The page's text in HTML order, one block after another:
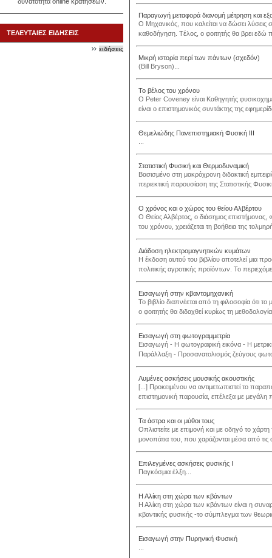
ΤΕΛΕΥΤΑΙΕΣ ΕΙΔΗΣΕΙΣ
ειδήσεις
Παραγωγή μεταφορά διανομή μέτρηση και
O Mηχανικός, που καλείται να δώσει λύσεις
καθοδήγηση. Tέλος, ο φοιτητής θα βρει εδώ
Μικρή ιστορία περί των πάντων (σχεδόν)
(Bill Bryson)...
Το βέλος του χρόνου
Ο Peter Coveney είναι Καθηγητής
είναι ο επιστημονικός συντάκτης της
Θεμελιώδης Πανεπιστημιακή Φυσική ΙΙΙ
Στατιστική Φυσική και Θερμοδυναμική
Βασισμένο στη μακρόχρονη διδακτική
περιεκτική παρουσίαση της Στατιστικής
Ο χρόνος και ο χώρος του θείου Αλβέρτου
O Θείος Αλβέρτος, ο διάσημος επιστήμονας,
του χρόνου, χρειάζεται τη βοήθεια της
Διάδοση ηλεκτρομαγνητικών κυμάτων
Η έκδοση αυτού του βιβλίου αποτελεί μια
πολιτικής αγροτικής προϊόντων. Το
Εισαγωγή στην κβαντομηχανική
Το βιβλίο διαπνέεται από τη φιλοσοφία ότι
ο φοιτητής θα διδαχθεί κυρίως τη
Εισαγωγή στη φωτογραμμετρία
Eισαγωγή - H φωτογραφική εικόνα - H
Παράλλαξη - Προσανατολισμός ζεύγους
Λυμένες ασκήσεις μουσικής ακουστικής
[...] Προκειμένου να αντιμετωπιστεί το
επιστημονική παρουσία, επέλεξα με μεγάλη
Τα άστρα και οι μύθοι τους
Οπλιστείτε με επιμονή και με οδηγό το
μονοπάτια του, που χαράζονται μέσα από
Επιλεγμένες ασκήσεις φυσικής Ι
Παγκόσμια έλξη...
Η Αλίκη στη χώρα των κβάντων
Η Αλίκη στη χώρα των κβάντων είναι η
κβαντικής φυσικής -το σύμπλεγμα των
Εισαγωγή στην Πυρηνική Φυσική